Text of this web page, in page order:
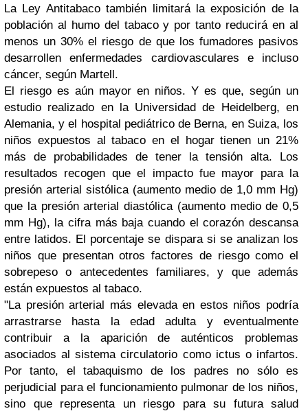
La Ley Antitabaco también limitará la exposición de la
población al humo del tabaco y por tanto reducirá en al
menos un 30% el riesgo de que los fumadores pasivos
desarrollen enfermedades cardiovasculares e incluso
cáncer, según Martell.
El riesgo es aún mayor en niños. Y es que, según un
estudio realizado en la Universidad de Heidelberg, en
Alemania, y el hospital pediátrico de Berna, en Suiza, los
niños expuestos al tabaco en el hogar tienen un 21%
más de probabilidades de tener la tensión alta. Los
resultados recogen que el impacto fue mayor para la
presión arterial sistólica (aumento medio de 1,0 mm Hg)
que la presión arterial diastólica (aumento medio de 0,5
mm Hg), la cifra más baja cuando el corazón descansa
entre latidos. El porcentaje se dispara si se analizan los
niños que presentan otros factores de riesgo como el
sobrepeso o antecedentes familiares, y que además
están expuestos al tabaco.
"La presión arterial más elevada en estos niños podría
arrastrarse hasta la edad adulta y eventualmente
contribuir a la aparición de auténticos problemas
asociados al sistema circulatorio como ictus o infartos.
Por tanto, el tabaquismo de los padres no sólo es
perjudicial para el funcionamiento pulmonar de los niños,
sino que representa un riesgo para su futura salud